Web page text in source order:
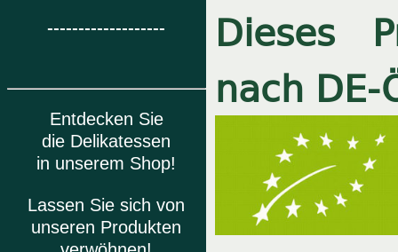
-------------------
Entdecken Sie
die Delikatessen
in unserem Shop!
Lassen Sie sich von
unseren Produkten
Dieses
nach DE-